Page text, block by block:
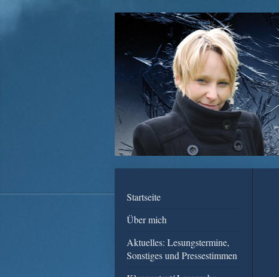
Startseite
Über mich
Aktuelles: Lesungstermine,
Sonstiges und Pressestimmen